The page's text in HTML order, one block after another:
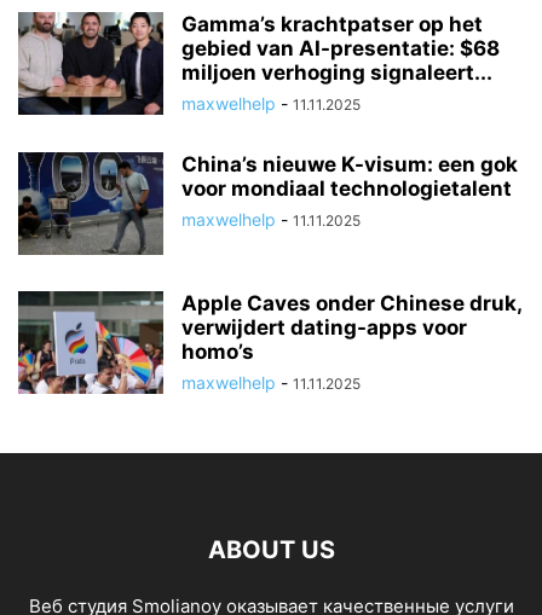
Gamma’s krachtpatser op het
gebied van AI-presentatie: $68
miljoen verhoging signaleert...
maxwelhelp - 11.11.2025
China’s nieuwe K-visum: een gok
voor mondiaal technologietalent
maxwelhelp - 11.11.2025
Apple Caves onder Chinese druk,
verwijdert dating-apps voor
homo’s
maxwelhelp - 11.11.2025
ABOUT US
Веб студия Smolianoy оказывает качественные услуги